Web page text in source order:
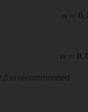
is recommended.